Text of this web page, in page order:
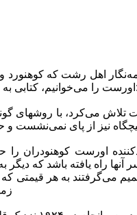
اهل رشت که
اورست را می‌خوانیم، کتابی به قلم کاظم گیلان‌پور که از نگاه او به ورزش خبر می‌دهد:
می‌کرد، با روشهای
اورست کوهنودران
راه یافته باشد که
می‌گرفتند به‌ هر قیمتی